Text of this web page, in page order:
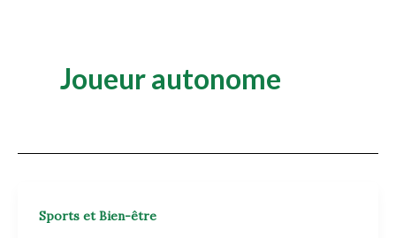
Joueur autonome
Sports et Bien-être